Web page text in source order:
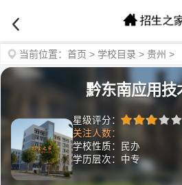
当前位置： 首页 > 学校目录 > 贵州 >
黔东南应用技
星级评分：
关注人数：
学校性质：民办
学历层次：中专